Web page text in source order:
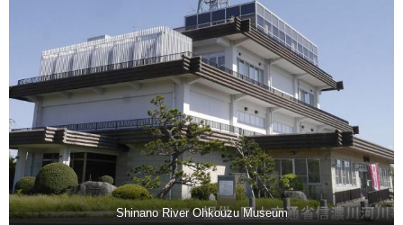
Shinano River Ohkouzu Museum